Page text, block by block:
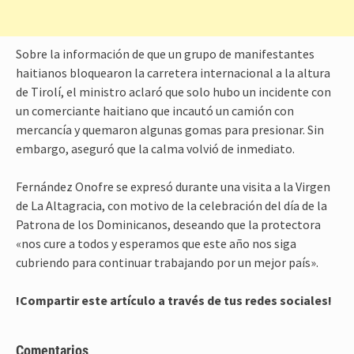
Sobre la información de que un grupo de manifestantes
haitianos bloquearon la carretera internacional a la altura
de Tirolí, el ministro aclaró que solo hubo un incidente con
un comerciante haitiano que incautó un camión con
mercancía y quemaron algunas gomas para presionar. Sin
embargo, aseguró que la calma volvió de inmediato.
Fernández Onofre se expresó durante una visita a la Virgen
de La Altagracia, con motivo de la celebración del día de la
Patrona de los Dominicanos, deseando que la protectora
«nos cure a todos y esperamos que este año nos siga
cubriendo para continuar trabajando por un mejor país».
!Compartir este artículo a través de tus redes sociales!
Comentarios